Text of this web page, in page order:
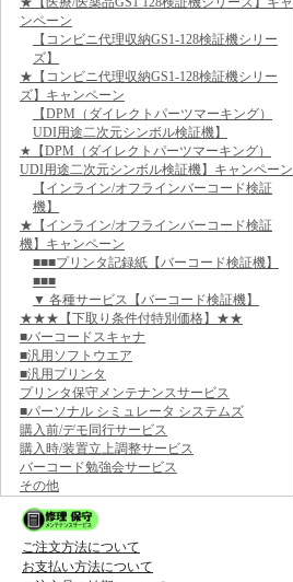
ンペーン
【コンビニ代理収納GS1-128検証機シリー
ズ】
★【コンビニ代理収納GS1-128検証機シリー
ズ】キャンペーン
【DPM（ダイレクトパーツマーキング）
UDI用途二次元シンボル検証機】
★【DPM（ダイレクトパーツマーキング）
UDI用途二次元シンボル検証機】キャンペーン
【インライン/オフラインバーコード検証
機】
★【インライン/オフラインバーコード検証
機】キャンペーン
■■■プリンタ記録紙【バーコード検証機】
■■■
▼ 各種サービス【バーコード検証機】
★★★【下取り条件付特別価格】★★
■バーコードスキャナ
■汎用ソフトウエア
■汎用プリンタ
プリンタ保守メンテナンスサービス
■パーソナル シミュレータ システムズ
購入前/デモ同行サービス
購入時/装置立上調整サービス
バーコード勉強会サービス
その他
ご注文方法について
お支払い方法について